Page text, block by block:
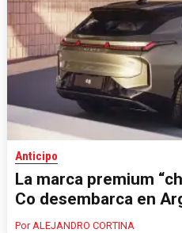
Anticipo
La marca premium
Co desembarca en
ALEJANDRO CORTINA